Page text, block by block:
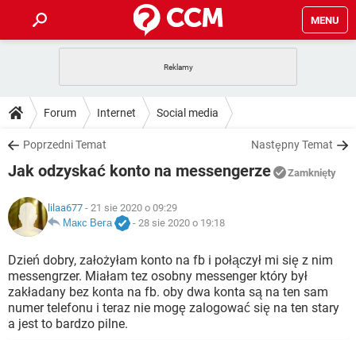
MENU
GRY WHATSAPP
SPOTIFY
INSTAGRAM FACEBOOK
WINDOWS 10
PORADY
PlayStation
INSTAGRAM
WINDOWS 10
DO POBRANIA
ANDROID TIKTOK
GRY
IOS NETFLIX
INSTAGRAM FACEBOOK
WINDOWS 10
COVID-19
GRY
SPOTIFY NETFLIX
INSTAGRAM FACEBOOK
WINDOWS 10
ARTYKUŁY
COVID-19 TIKTOK
GRY WHATSAPP
SPOTIFY NETFLIX
INSTAGRAM
Forum Internet Social media
Poprzedni Temat Następny Temat
Jak odzyskać konto na messengerze Zamknięty
lilaa677 - 21 sie 2020 o 09:29
Макс Вега
- 28 sie 2020 o 19:18
Dzień dobry, założyłam konto na fb i połączył mi się z nim
messengrzer. Miałam tez osobny messenger który był
zakładany bez konta na fb. oby dwa konta są na ten sam
numer telefonu i teraz nie mogę zalogować się na ten stary
a jest to bardzo pilne.